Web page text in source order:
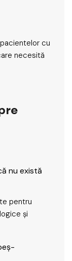
cu
necesită
nu există
pentru
și